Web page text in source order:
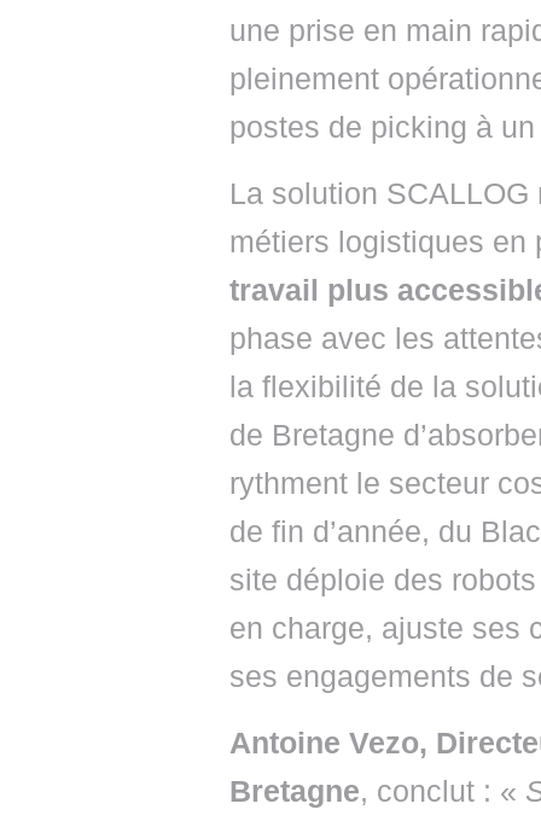
une prise en main
pleinement
postes de picking à
La solution SCALLOG
métiers logistiques
travail plus
phase avec les
la flexibilité de la
de Bretagne
rythment le secteur
de fin d’année, du
site déploie des
en charge, ajuste ses
ses engagements de
Antoine Vezo,
Bretagne, conclut : «